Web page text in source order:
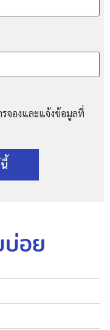
จองและแจ้งข้อมูลที่
อย